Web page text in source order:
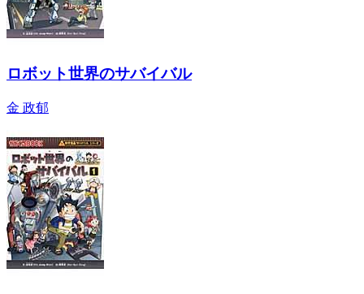
ロボット世界のサバイバル
金 政郁